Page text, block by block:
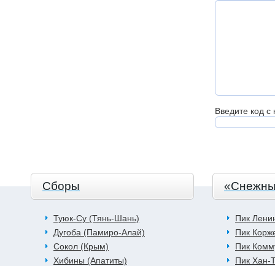
Введите код с
Сборы
Туюк-Су (Тянь-Шань)
Дугоба (Памиро-Алай)
Сокол (Крым)
Хибины (Апатиты)
Пик
Пик
Пик
Пик Хан-